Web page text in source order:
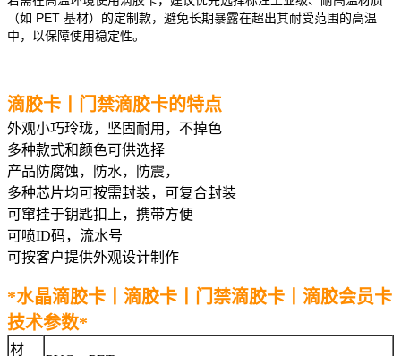
（如 PET 基材）的定制款，避免长期暴露在超出其耐受范围的高温
中，以保障使用稳定性。
滴胶卡丨门禁滴胶卡的特点
外观小巧玲珑，坚固耐用，不掉色
多种款式和颜色可供选择
产品防腐蚀，防水，防震，
多种芯片均可按需封装，可复合封装
可窜挂于钥匙扣上，携带方便
可喷ID码，流水号
可按客户提供外观设计制作
*水晶滴胶卡丨滴胶卡丨门禁滴胶卡丨滴胶会员卡
技术参数*
材